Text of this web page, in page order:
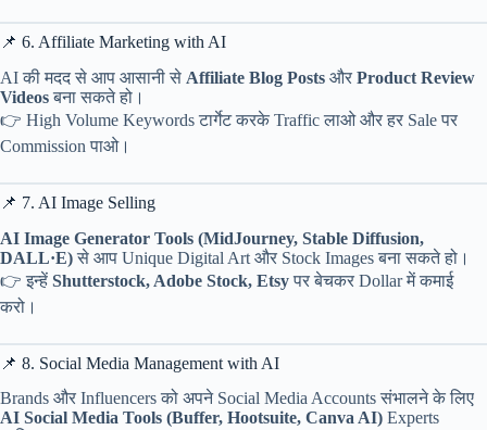
📌 6. Affiliate Marketing with AI
AI की मदद से आप आसानी से Affiliate Blog Posts और Product Review
Videosबना सकते हो।
👉 High Volume Keywords टार्गेट करके Traffic लाओ और हर Sale पर
Commission पाओ।
📌 7. AI Image Selling
AI Image Generator Tools (MidJourney, Stable Diffusion,
DALL·E)से आप Unique Digital Art और Stock Images बना सकते हो।
👉 इन्हें Shutterstock, Adobe Stock, Etsyपर बेचकर Dollar में कमाई
करो।
📌 8. Social Media Management with AI
Brands और Influencers को अपने Social Media Accounts संभालने के लिए
AI Social Media Tools (Buffer, Hootsuite, Canva AI) Experts